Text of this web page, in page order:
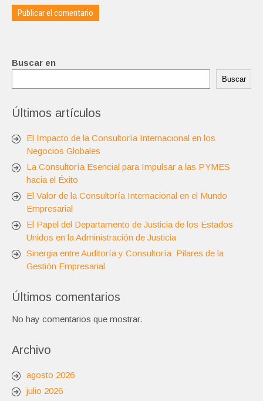
Buscar en
Buscar
Últimos artículos
El Impacto de la Consultoría Internacional en los
Negocios Globales
La Consultoría Esencial para Impulsar a las PYMES
hacia el Éxito
El Valor de la Consultoría Internacional en el Mundo
Empresarial
El Papel del Departamento de Justicia de los Estados
Unidos en la Administración de Justicia
Sinergia entre Auditoría y Consultoría: Pilares de la
Gestión Empresarial
Últimos comentarios
No hay comentarios que mostrar.
Archivo
agosto 2026
julio 2026